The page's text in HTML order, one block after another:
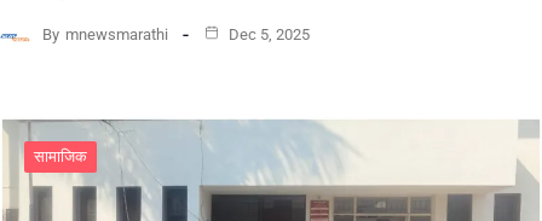
By mnewsmarathi Dec 5, 2025
सामाजिक